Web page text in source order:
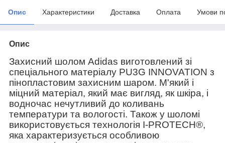
Опис Характеристики Доставка Оплата Умови
Опис
Захисний шолом Adidas виготовлений зі
спеціального матеріалу PU3G INNOVATION з
пінопластовим захисним шаром. М'який і
міцний матеріал, який має вигляд, як шкіра, і
водночас нечутливий до коливань
температури та вологості. Також у шоломі
використовується технологія I-PROTECH®,
яка характеризується особливою